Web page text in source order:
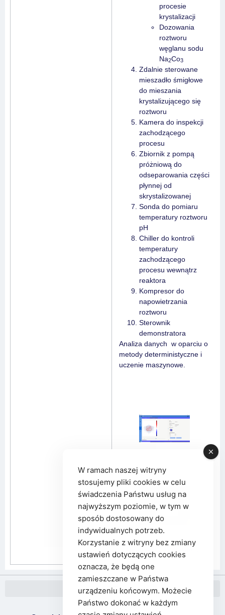
procesie
krystalizacji
Dozowania
roztworu
węglanu sodu
Na2Co3
Zdalnie sterowane
mieszadło śmigłowe
do mieszania
krystalizującego się
roztworu
Kamera do inspekcji
zachodzącego
procesu
Zbiornik z pompą
próżniową do
odseparowania części
płynnej od
skrystalizowanej
Sonda do pomiaru
temperatury roztworu
pH
Chiller do kontroli
temperatury
zachodzącego
procesu wewnątrz
reaktora
Kompresor do
napowietrzania
roztworu
Sterownik
demonstratora
Analiza danych w oparciu o
metody deterministyczne i
uczenie maszynowe.
poprzedni następny
W ramach naszej witryny
stosujemy pliki cookies w celu
świadczenia Państwu usług na
najwyższym poziomie, w tym w
sposób dostosowany do
indywidualnych potrzeb.
Korzystanie z witryny bez zmiany
ustawień dotyczących cookies
oznacza, że będą one
zamieszczane w Państwa
urządzeniu końcowym. Możecie
Państwo dokonać w każdym